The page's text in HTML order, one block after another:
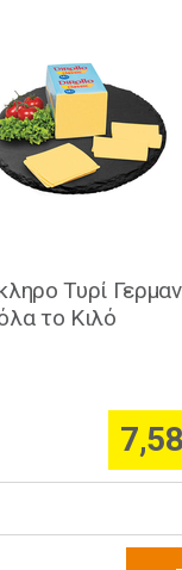
Τυρί
το Κιλό